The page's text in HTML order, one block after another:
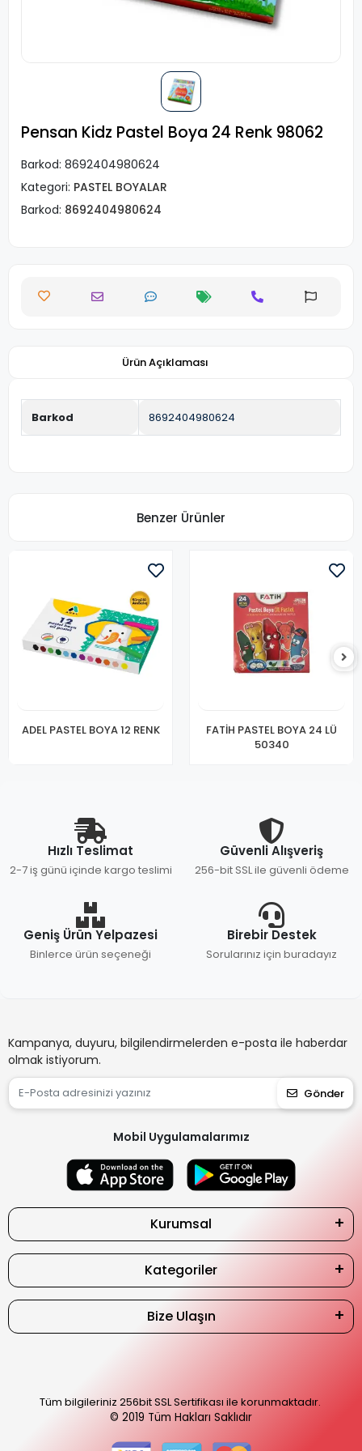
Pensan Kidz Pastel Boya 24 Renk 98062
Barkod: 8692404980624
Kategori: PASTEL BOYALAR
Barkod: 8692404980624
Ürün Açıklaması
Barkod 8692404980624
Benzer Ürünler
ADEL PASTEL BOYA 12 RENK
FATİH PASTEL BOYA 24 LÜ
50340
Hızlı Teslimat
2-7 iş günü içinde kargo teslimi
Güvenli Alışveriş
256-bit SSL ile güvenli ödeme
Geniş Ürün Yelpazesi
Binlerce ürün seçeneği
Birebir Destek
Sorularınız için buradayız
Kampanya, duyuru, bilgilendirmelerden e-posta ile haberdar
olmak istiyorum.
Gönder
Mobil Uygulamalarımız
Kurumsal
Kategoriler
Bize Ulaşın
Tüm bilgileriniz 256bit SSL Sertifikası ile korunmaktadır.
© 2019 Tüm Hakları Saklıdır